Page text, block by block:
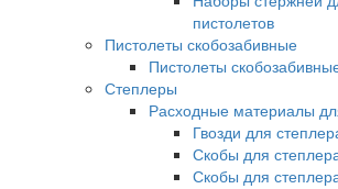
пистолетов
Пистолеты скобозабивные
Пистолеты
Степлеры
Расходные материалы
Гвозди для
Скобы для
Скобы для